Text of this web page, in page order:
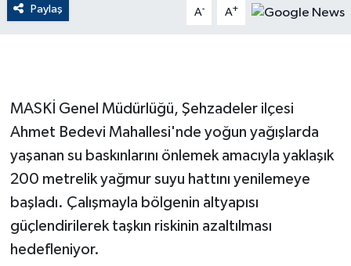
Paylaş A- A+
MASKİ Genel Müdürlüğü, Şehzadeler ilçesi
Ahmet Bedevi Mahallesi'nde yoğun yağışlarda
yaşanan su baskınlarını önlemek amacıyla yaklaşık
200 metrelik yağmur suyu hattını yenilemeye
başladı. Çalışmayla bölgenin altyapısı
güçlendirilerek taşkın riskinin azaltılması
hedefleniyor.
Flaş Haber
GENEL
GÜNDEM
Güvenlik
HABERDE İNSAN
İNSAN